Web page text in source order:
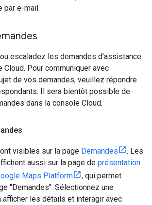
par e-mail.
escaladez les demandes d'assistance
Pour communiquer avec
de vos demandes, veuillez répondre
Il sera bientôt possible de
dans la console Cloud.
visibles sur la page Demandes
. Les
aussi sur la page de présentation
Maps Platform
, qui permet
"Demandes". Sélectionnez une
afficher les détails et interagir avec